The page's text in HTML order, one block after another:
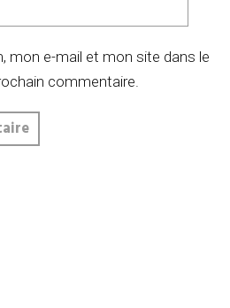
mon e-mail et mon site dans le
commentaire.